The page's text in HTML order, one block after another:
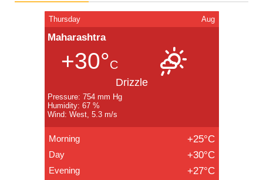
Thursday Aug
Maharashtra
+30°C
Drizzle
Pressure: 754 mm Hg
Humidity: 67 %
Wind: West, 5.3 m/s
Morning +25°C
Day +30°C
Evening +27°C